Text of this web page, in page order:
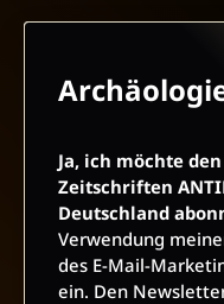
Ja, ich möchte
Zeitschriften
Deutschland
Verwendung
des E-Mail-
ein. Den